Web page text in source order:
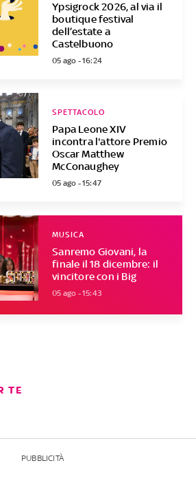
Ypsigrock 2026, al via il
boutique festival
dell’estate a
Castelbuono
05 ago - 16:24
Papa Leone XIV
incontra l'attore Premio
Oscar Matthew
McConaughey
SPETTACOLO
05 ago - 15:47
Sanremo Giovani, la
finale il 18 dicembre: il
vincitore con i Big
MUSICA
05 ago - 15:43
TE
PUBBLICITÀ